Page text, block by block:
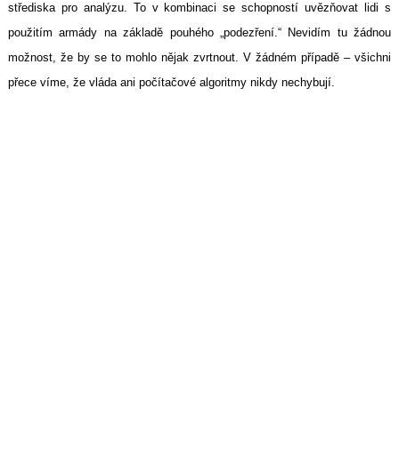
střediska pro analýzu. To v kombinaci se schopností uvězňovat lidi s
použitím armády na základě pouhého „podezření.“ Nevidím tu žádnou
možnost, že by se to mohlo nějak zvrtnout. V žádném případě – všichni
přece víme, že vláda ani počítačové algoritmy nikdy nechybují.